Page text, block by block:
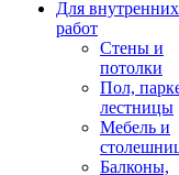
Для внутренних
работ
Стены и
потолки
Пол,
лестницы
Мебель и
Балконы,